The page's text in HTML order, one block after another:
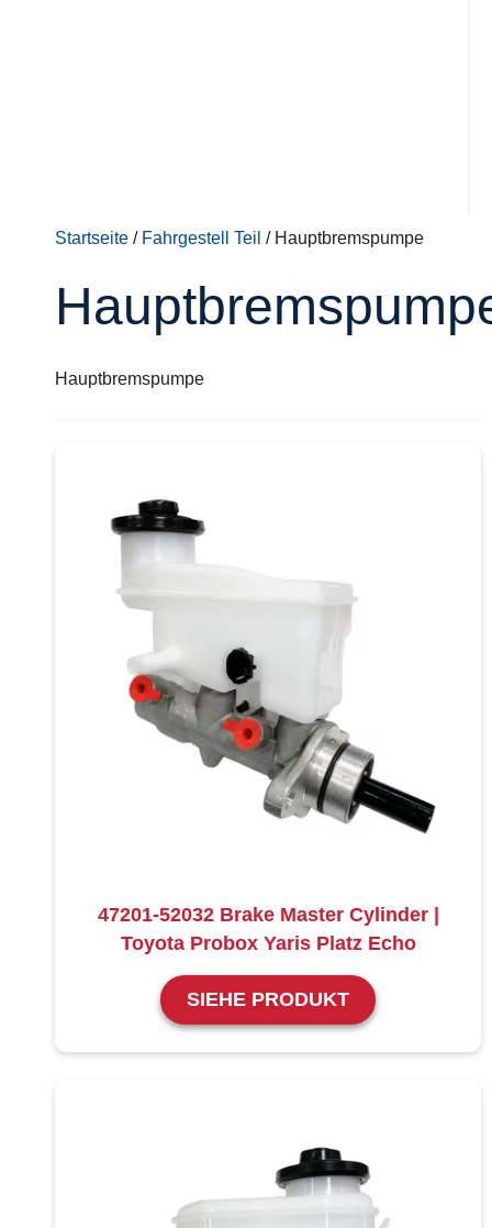
Startseite / Fahrgestell Teil / Hauptbremspumpe
Hauptbremspumpe
47201-52032 Brake Master Cylinder |
Toyota Probox Yaris Platz Echo
SIEHE PRODUKT